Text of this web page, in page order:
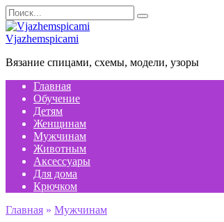
Перейти
к
содержанию
Search
for:
Vjazhemspicami
Вязание спицами, схемы, модели, узоры
Главная
Обучение
Детям
Женщинам
Мужчинам
Животным
Аксессуары
Для дома
Крючком
Главная » Мужчинам